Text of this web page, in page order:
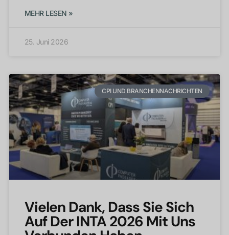
MEHR LESEN »
25. Juni 2026
CPI UND BRANCHENNACHRICHTEN
Vielen Dank, Dass Sie Sich
Auf Der INTA 2026 Mit Uns